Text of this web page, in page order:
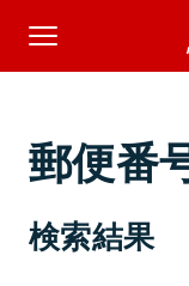
郵便番
検索結果